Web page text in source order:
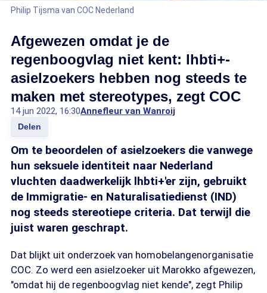
Philip Tijsma van COC Nederland
Afgewezen omdat je de
regenboogvlag niet kent: lhbti+-
asielzoekers hebben nog steeds te
maken met stereotypes, zegt COC
14 jun 2022, 16:30Annefleur van Wanroij
Delen
Om te beoordelen of asielzoekers die vanwege
hun seksuele identiteit naar Nederland
vluchten daadwerkelijk lhbti+'er zijn, gebruikt
de Immigratie- en Naturalisatiedienst (IND)
nog steeds stereotiepe criteria. Dat terwijl die
juist waren geschrapt.
Dat blijkt uit onderzoek van homobelangenorganisatie
COC. Zo werd een asielzoeker uit Marokko afgewezen,
"omdat hij de regenboogvlag niet kende", zegt Philip